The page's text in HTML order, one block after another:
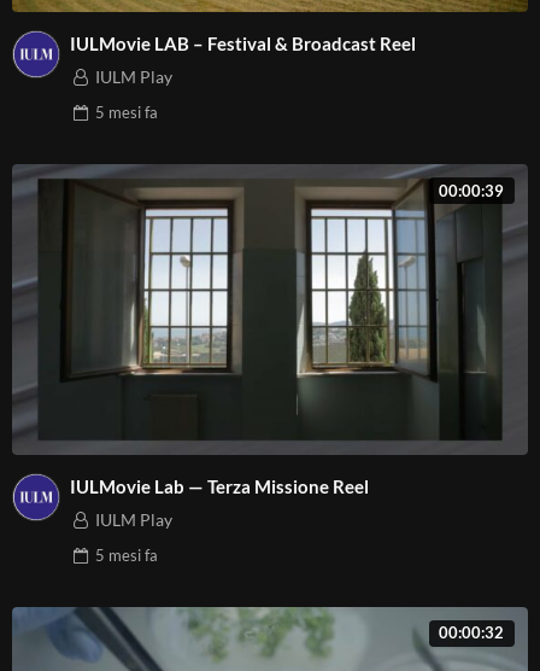
IULMovie LAB – Festival & Broadcast Reel
IULM Play
5 mesifa
00:00:39
IULMovie Lab — Terza Missione Reel
IULM Play
5 mesifa
00:00:32